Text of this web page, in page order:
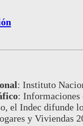
: Instituto
: Informaciones
el Indec difunde
y Viviendas